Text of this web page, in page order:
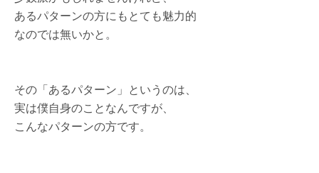
あるパターンの方にもとても魅力的
なのでは無いかと。
その「あるパターン」というのは、
実は僕自身のことなんですが、
こんなパターンの方です。